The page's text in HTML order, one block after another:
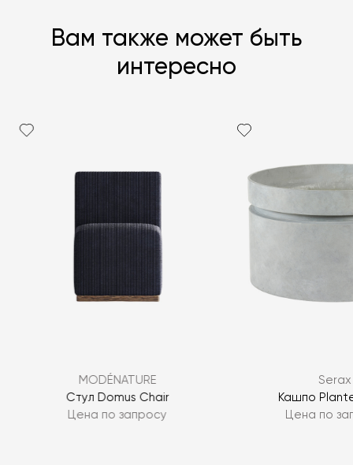
Вам также может быть
интересно
MODÉNATURE
Стул Domus Chair
Цена по запросу
Serax
Кашпо
Цена по